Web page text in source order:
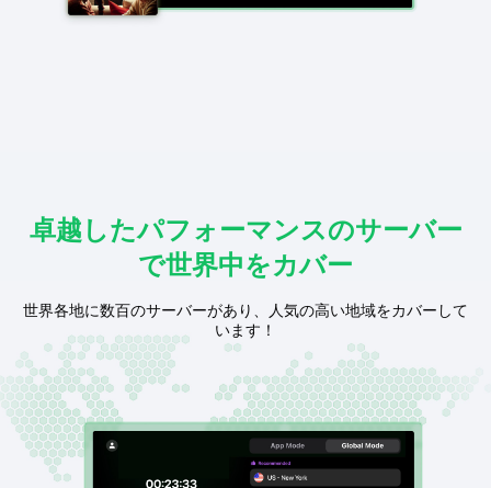
卓越したパフォーマンスのサーバー
で世界中をカバー
世界各地に数百のサーバーがあり、人気の高い地域をカバーして
います！